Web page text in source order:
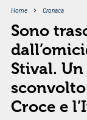
Home Cronaca
Sono
Stival.
Croce e